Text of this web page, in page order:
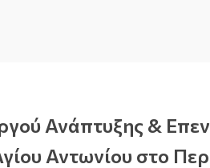
Ανάπτυξης &
Αντωνίου στο